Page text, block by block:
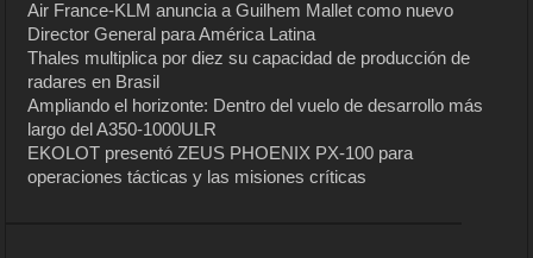
Air France-KLM anuncia a Guilhem Mallet como nuevo
Director General para América Latina
Thales multiplica por diez su capacidad de producción de
radares en Brasil
Ampliando el horizonte: Dentro del vuelo de desarrollo más
largo del A350-1000ULR
EKOLOT presentó ZEUS PHOENIX PX-100 para
operaciones tácticas y las misiones críticas